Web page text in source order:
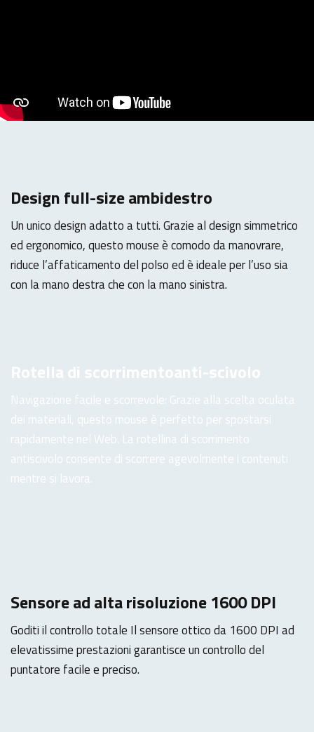
Design full-size ambidestro
Un unico design adatto a tutti. Grazie al design simmetrico
ed ergonomico, questo mouse è comodo da manovrare,
riduce l’affaticamento del polso ed è ideale per l’uso sia
con la mano destra che con la mano sinistra.
Rotella di scorrimentoanti-scivolo
Navigazione facile e scorrevole: Grazie alla scelta oculata
dei materiali, questo mouse è perfetto per spostarsi
rapidamente nel Web. La rotellina di scorrimento
antiscivolo consente di scorrere agevolmente i contenuti
mentre si lavora.
Sensore ad alta risoluzione 1600 DPI
Goditi il controllo totale Il sensore ottico da 1600 DPI ad
elevatissime prestazioni garantisce un controllo del
puntatore facile e preciso.